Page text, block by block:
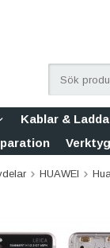
Kablar &
Verktyg
HUAWEI